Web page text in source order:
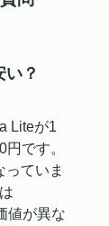
？
Liteが1
です。
ていま
値が異な